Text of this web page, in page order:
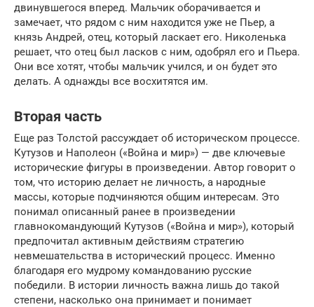
двинувшегося вперед. Мальчик оборачивается и
замечает, что рядом с ним находится уже не Пьер, а
князь Андрей, отец, который ласкает его. Николенька
решает, что отец был ласков с ним, одобрял его и Пьера.
Они все хотят, чтобы мальчик учился, и он будет это
делать. А однажды все восхитятся им.
Вторая часть
Еще раз Толстой рассуждает об историческом процессе.
Кутузов и Наполеон («Война и мир») — две ключевые
исторические фигуры в произведении. Автор говорит о
том, что историю делает не личность, а народные
массы, которые подчиняются общим интересам. Это
понимал описанный ранее в произведении
главнокомандующий Кутузов («Война и мир»), который
предпочитал активным действиям стратегию
невмешательства в исторический процесс. Именно
благодаря его мудрому командованию русские
победили. В истории личность важна лишь до такой
степени, насколько она принимает и понимает